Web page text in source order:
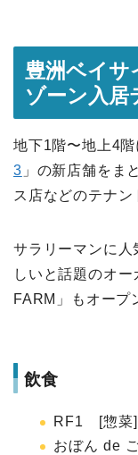
豊洲ベイ
ゾーン入居
地下1階〜地上4階
3 」の新店舗をま
ス店などのテナン
サラリーマンに人
しいと話題のオ
FARM」もオープ
飲食
RF1 [惣菜]
おぼん de